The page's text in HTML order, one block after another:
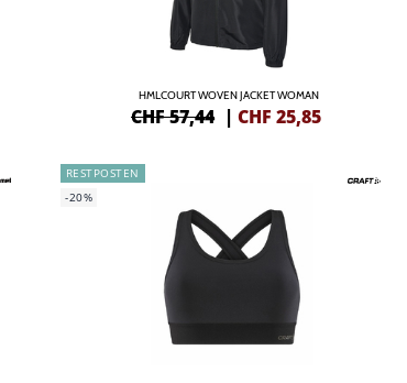
HMLCOURT WOVEN JACKET WOMAN
CHF 57,44 | CHF 25,85
RESTPOSTEN
-20%